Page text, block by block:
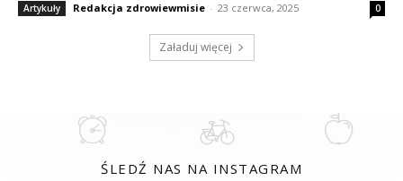
Artykuły Redakcja zdrowiewmisie - 23 czerwca, 2025 0
Załaduj więcej
ŚLEDŹ NAS NA INSTAGRAM